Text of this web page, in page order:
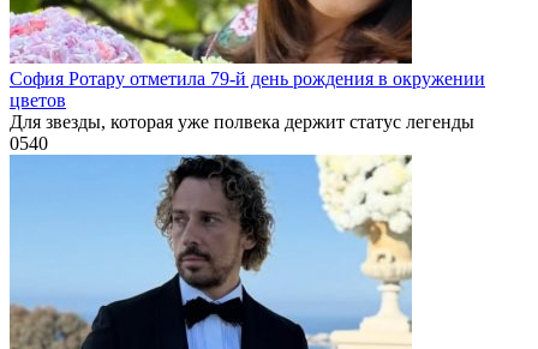
София Ротару отметила 79-й день рождения в окружении
цветов
Для звезды, которая уже полвека держит статус легенды
0540